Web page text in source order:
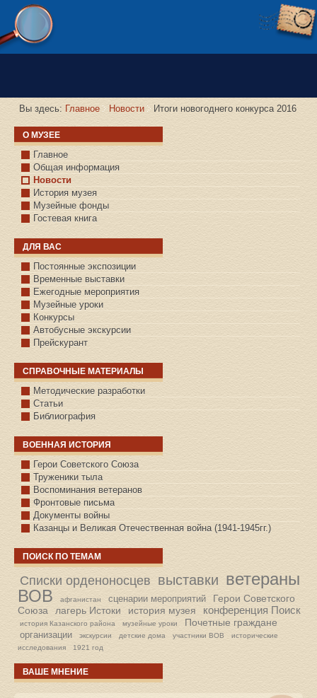
Версия сайта для слабовидящих
Вы здесь: Главное Новости Итоги новогоднего конкурса 2016
О МУЗЕЕ
Главное
Общая информация
Новости
История музея
Музейные фонды
Гостевая книга
ДЛЯ ВАС
Постоянные экспозиции
Временные выставки
Ежегодные мероприятия
Музейные уроки
Конкурсы
Автобусные экскурсии
Прейскурант
СПРАВОЧНЫЕ МАТЕРИАЛЫ
Методические разработки
Статьи
Библиография
ВОЕННАЯ ИСТОРИЯ
С.КАЗАНСКОЕ
Герои Советского Союза
Труженики тыла
Воспоминания ветеранов
Фронтовые письма
Документы войны
Казанцы и Великая Отечественная война (1941-1945гг.)
ПОИСК ПО ТЕМАМ
Списки орденоносцев выставки ветераны
ВОВ
афганистан сценарии мероприятий
Герои Советского
Союза
лагерь Истоки история музея конференция Поиск
история Казанского района музейные уроки Почетные граждане
организации экскурсии детские дома участники ВОВ
исторические
исследования
1921 год
ВАШЕ МНЕНИЕ